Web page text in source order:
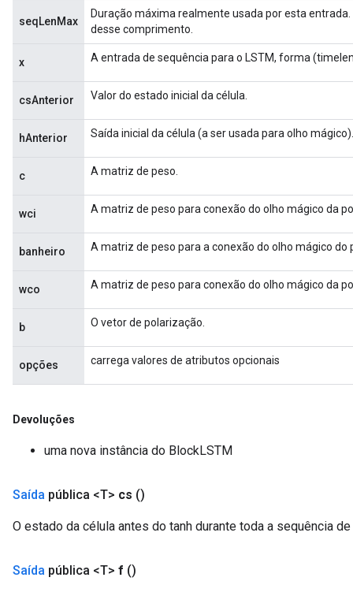
seqLenMax
Duração máxima realmente usada por esta
desse comprimento.
x A entrada de sequência para o LSTM, forma
csAnterior Valor do estado inicial da célula.
hAnterior Saída inicial da célula (a ser usada para olho mágico).
c A matriz de peso.
wci A matriz de peso para conexão do olho mágico da
banheiro A matriz de peso para a conexão do olho mágico do
wco A matriz de peso para conexão do olho mágico da
b O vetor de polarização.
opções carrega valores de atributos opcionais
Devoluções
uma nova instância do BlockLSTM
Saída pública <T> cs ()
O estado da célula antes do tanh durante toda a sequência
Saída pública <T> f ()